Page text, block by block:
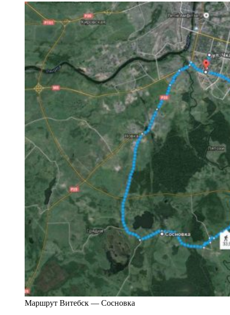
Маршрут Витебск — Сосновка